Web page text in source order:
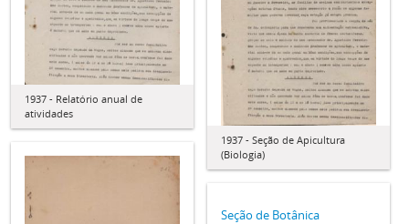
1937 - Relatório anual de
atividades
1937 - Seção de Apicultura
(Biologia)
Seção de Botânica